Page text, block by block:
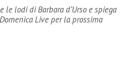
le lodi di Barbara d’Urso e spiega
Live per la prossima